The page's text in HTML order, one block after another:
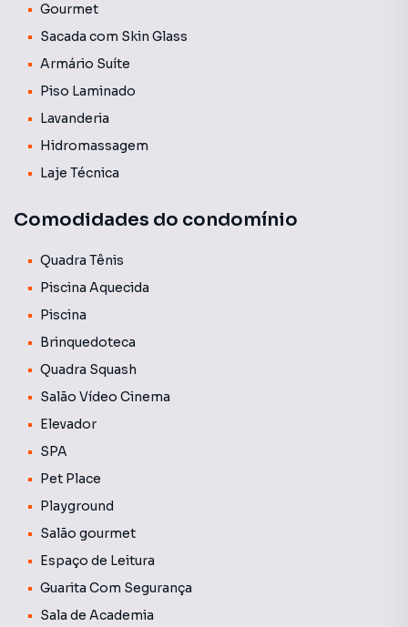
Gourmet
Sacada com Skin Glass
Armário Suíte
Piso Laminado
Lavanderia
Hidromassagem
Laje Técnica
Comodidades do condomínio
Quadra Tênis
Piscina Aquecida
Piscina
Brinquedoteca
Quadra Squash
Salão Vídeo Cinema
Elevador
SPA
Pet Place
Playground
Salão gourmet
Espaço de Leitura
Guarita Com Segurança
Sala de Academia